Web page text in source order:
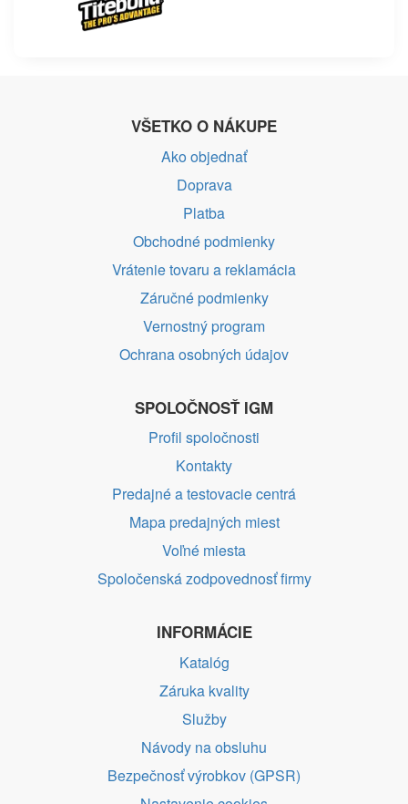
VŠETKO O NÁKUPE
Ako objednať
Doprava
Platba
Obchodné podmienky
Vrátenie tovaru a reklamácia
Záručné podmienky
Vernostný program
Ochrana osobných údajov
SPOLOČNOSŤ IGM
Profil spoločnosti
Kontakty
Predajné a testovacie centrá
Mapa predajných miest
Voľné miesta
Spoločenská zodpovednosť firmy
INFORMÁCIE
Katalóg
Záruka kvality
Služby
Návody na obsluhu
Bezpečnosť výrobkov (GPSR)